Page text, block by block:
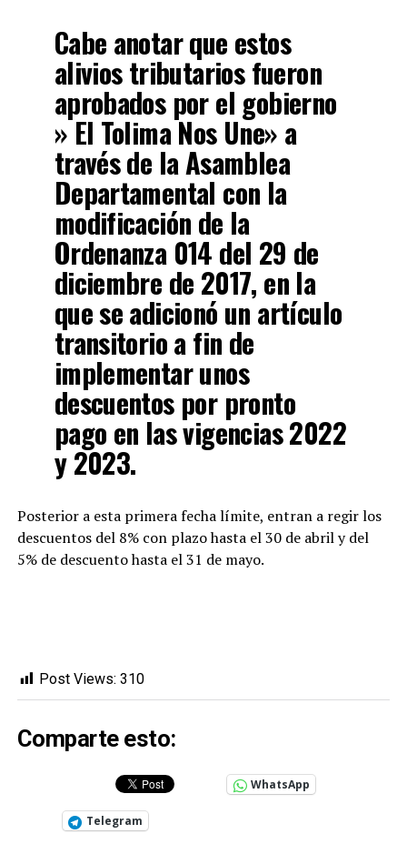
Cabe anotar que estos
alivios tributarios fueron
aprobados por el gobierno
» El Tolima Nos Une» a
través de la Asamblea
Departamental con la
modificación de la
Ordenanza 014 del 29 de
diciembre de 2017, en la
que se adicionó un artículo
transitorio a fin de
implementar unos
descuentos por pronto
pago en las vigencias 2022
y 2023.
Posterior a esta primera fecha límite, entran a regir los
descuentos del 8% con plazo hasta el 30 de abril y del
5% de descuento hasta el 31 de mayo.
Post Views: 310
Comparte esto:
WhatsApp
Telegram